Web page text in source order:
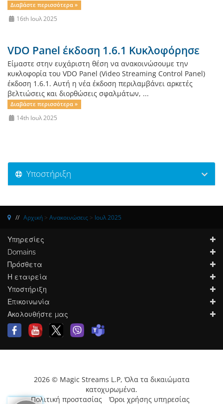
Διαβάστε περισσότερα »
16th Ιουλ 2025
VDO Panel έκδοση 1.6.1 Κυκλοφόρησε
Είμαστε στην ευχάριστη θέση να ανακοινώσουμε την
κυκλοφορία του VDO Panel (Video Streaming Control Panel)
έκδοση 1.6.1. Αυτή η νέα έκδοση περιλαμβάνει αρκετές
βελτιώσεις και διορθώσεις σφαλμάτων, ...
Διαβάστε περισσότερα »
14th Ιουλ 2025
Υποστήριξη
Αρχική > Ανακοινώσεις > Ιουλ 2025
Υπηρεσίες
Domains
Πρόσθετα
Η εταιρεία
Υποστήριξη
Επικοινωνία
Ακολουθήστε μας
2026 © Magic Streams L.P, Όλα τα δικαιώματα
κατοχυρωμένα.
Πολιτική προστασίας
Όροι χρήσης υπηρεσίας